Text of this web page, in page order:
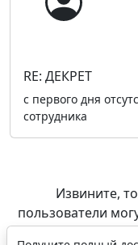
RE: ДЕКРЕТ
с первого дня
сотрудника
Извините,
пользователи